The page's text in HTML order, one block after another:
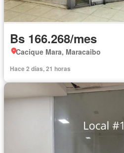
Bs 166.268/mes
Cacique Mara, Maracaibo
Hace 2 días, 21 horas